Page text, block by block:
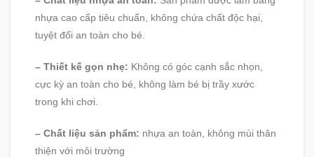
nhựa cao cấp tiêu chuẩn, không chứa chất độc hại,
tuyệt đối an toàn cho bé.
– Thiết kế gọn nhẹ: Không có góc cạnh sắc nhọn,
cực kỳ an toàn cho bé, không làm bé bị trầy xước
trong khi chơi.
– Chất liệu sản phẩm: nhựa an toàn, không mùi thân
thiện với môi trường